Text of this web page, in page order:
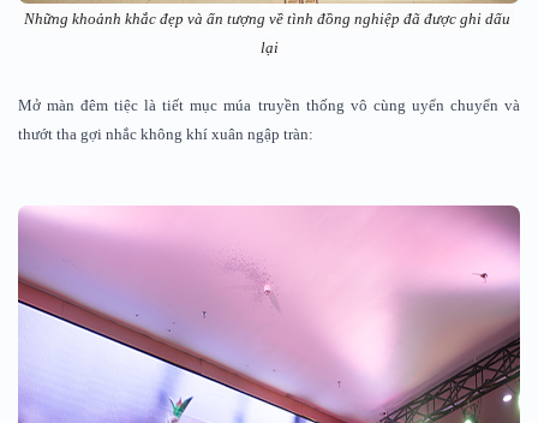
Những khoảnh khắc đẹp và ấn tượng về tình đồng nghiệp đã được ghi dấu
lại
Mở màn đêm tiệc là tiết mục múa truyền thống vô cùng uyển chuyển và
thướt tha gợi nhắc không khí xuân ngập tràn: